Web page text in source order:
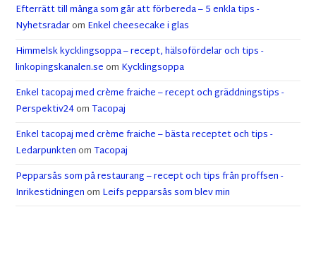
Efterrätt till många som går att förbereda – 5 enkla tips -
Nyhetsradarom Enkel cheesecake i glas
Himmelsk kycklingsoppa – recept, hälsofördelar och tips -
linkopingskanalen.seom Kycklingsoppa
Enkel tacopaj med crème fraiche – recept och gräddningstips -
Perspektiv24omTacopaj
Enkel tacopaj med crème fraiche – bästa receptet och tips -
LedarpunktenomTacopaj
Pepparsås som på restaurang – recept och tips från proffsen -
Inrikestidningenom Leifs pepparsås som blev min